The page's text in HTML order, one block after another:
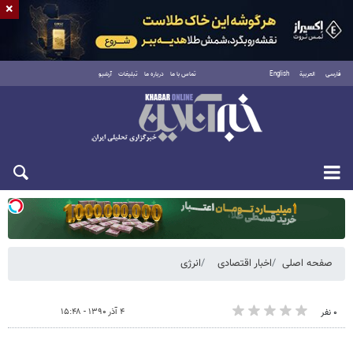
فارسی العربية English تماس با ما درباره ما تبلیغات آرشیو
یکشنبه ۱۸ مرداد ۱۴۰۵
صفحه اصلی اخبار اقتصادی انرژی
۰ نفر ۴ آذر ۱۳۹۰ - ۱۵:۴۸
×